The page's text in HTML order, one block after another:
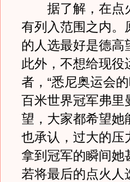
据了解，在点火
有列入范围之内。
的人选最好是德高
此外，不想给现役
者，“悉尼奥运会
百米世界冠军弗里
望，大家都希望她
也承认，过大的压
拿到冠军的瞬间她
若将最后的点火人